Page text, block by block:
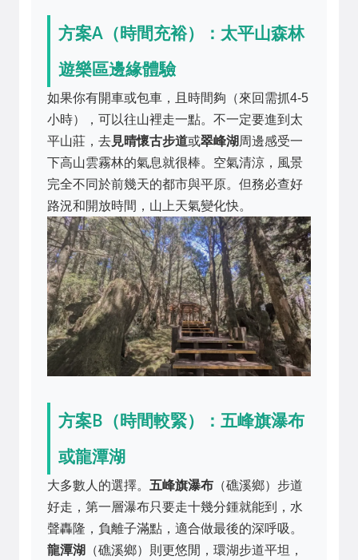
方案A（時間充裕）：太平山森林
遊樂區邊緣體驗
如果你有開車或包車，且時間夠（來回需抓4-5
小時），可以往山裡走一點。不一定要進到太
平山莊，去見晴懷古步道或翠峰湖 周邊感受一
下高山雲霧林的氣息就很棒。空氣清涼，風景
完全不同於前幾天的都市與平原。但務必查好
路況和開放時間，山上天氣變化快。
方案B（時間較緊）：五峰旗瀑布
或龍潭湖
大多數人的選擇。 五峰旗瀑布 （礁溪鄉）步道
好走，第一層瀑布只要走十幾分鍾就能到，水
聲轟隆，負離子滿點，適合做最後的深呼吸。
龍潭湖
（礁溪鄉）則更悠閒，環湖步道平坦，